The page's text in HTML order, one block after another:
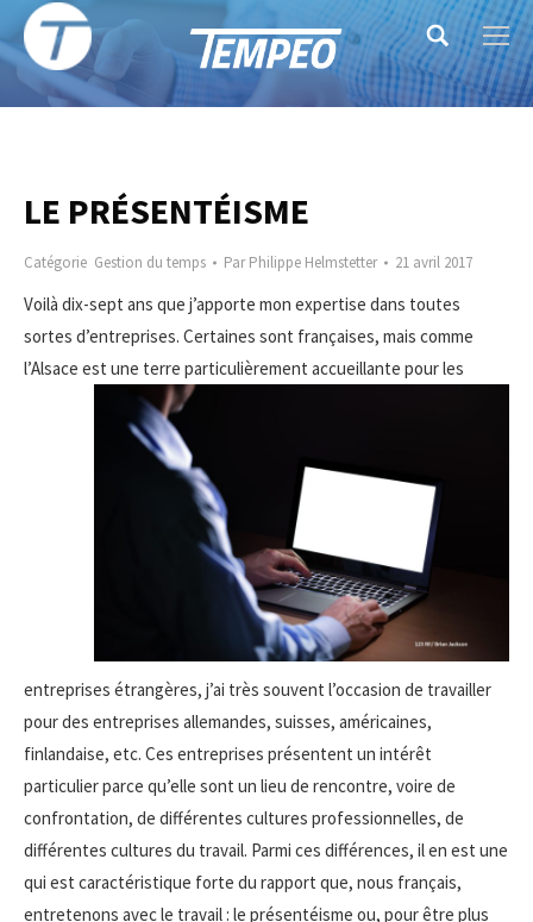
Search:
LE PRÉSENTÉISME
Catégorie Gestion du temps ParPhilippe Helmstetter 21 avril 2017
Voilà dix-sept ans que j’apporte mon expertise dans toutes
sortes d’entreprises. Certaines sont françaises, mais comme
l’Alsace est une terre particulièrement accueillante pour les
entreprises étrangères, j’ai très souvent l’occasion de travailler
pour des entreprises allemandes, suisses, américaines,
finlandaise, etc. Ces entreprises présentent un intérêt
particulier parce qu’elle sont un lieu de rencontre, voire de
confrontation, de différentes cultures professionnelles, de
différentes cultures du travail. Parmi ces différences, il en est une
qui est caractéristique forte du rapport que, nous français,
entretenons avec le travail : le présentéisme ou, pour être plus